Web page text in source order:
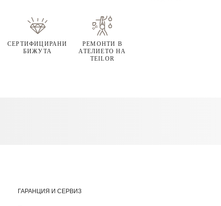
СЕРТИФИЦИРАНИ
БИЖУТА
РЕМОНТИ В
АТЕЛИЕТО НА
TEILOR
ГАРАНЦИЯ И СЕРВИЗ